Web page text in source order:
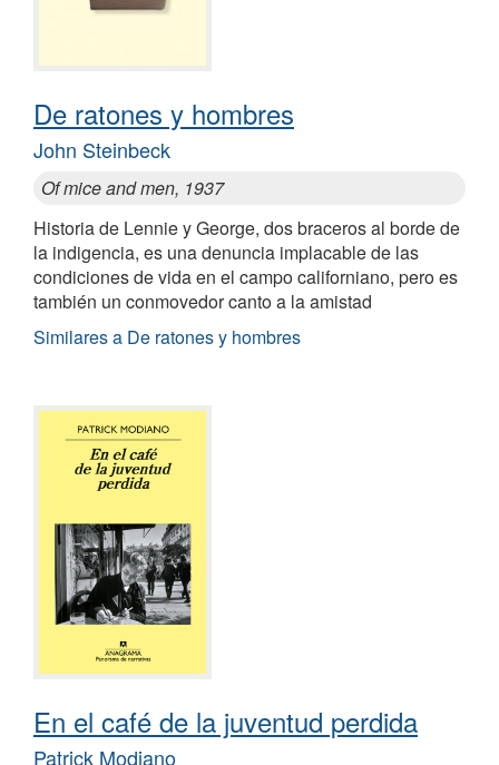
De ratones y hombres
John Steinbeck
Of mice and men, 1937
Historia de Lennie y George, dos braceros al borde de
la indigencia, es una denuncia implacable de las
condiciones de vida en el campo californiano, pero es
también un conmovedor canto a la amistad
Similares a De ratones y hombres
En el café de la juventud perdida
Patrick Modiano